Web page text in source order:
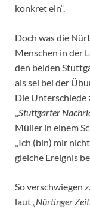
konkret ein“.
Doch was die
Menschen in der
den beiden
als sei bei der
Die Unterschiede
„Stuttgarter
Müller in einem
„Ich (bin) mir
gleiche Ereignis
So verschwiegen
laut„Nürtinger